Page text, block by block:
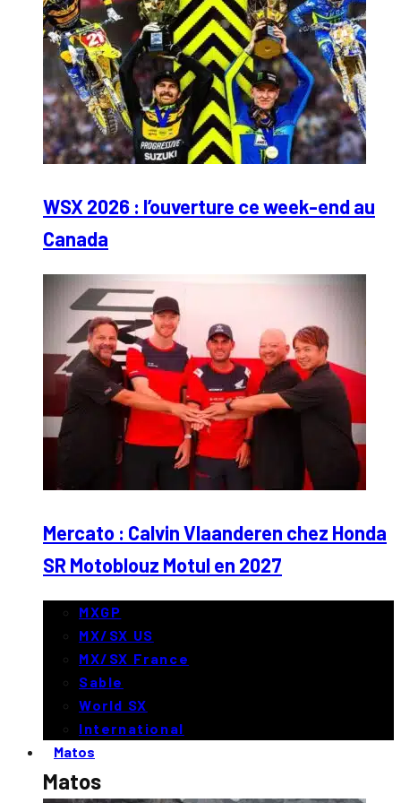
WSX 2026 : l’ouverture ce week-end au
Canada
Mercato : Calvin Vlaanderen chez Honda
SR Motoblouz Motul en 2027
MXGP
MX/SX US
MX/SX France
Sable
World SX
International
Matos
Matos